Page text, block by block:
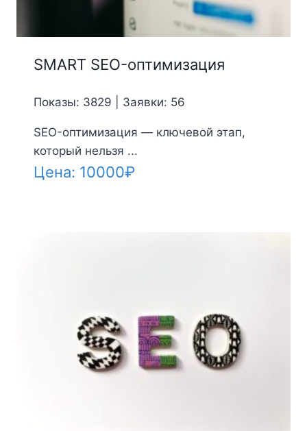
SMART SEO-оптимизация
Показы: 3829 | Заявки: 56
SEO-оптимизация — ключевой этап,
который нельзя ...
Цена: 10000₽